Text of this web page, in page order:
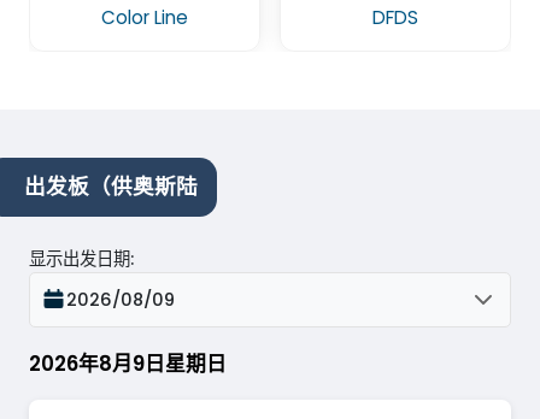
Color Line DFDS
出发板（供奥斯陆
2026年8月9日星期日
显示出发日期:
2026/08/09